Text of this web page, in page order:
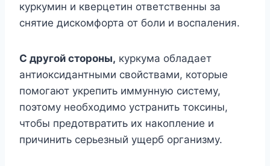
куркумин и кверцетин ответственны за
снятие дискомфорта от боли и воспаления.
С другой стороны, куркума обладает
антиоксидантными свойствами, которые
помогают укрепить иммунную систему,
поэтому необходимо устранить токсины,
чтобы предотвратить их накопление и
причинить серьезный ущерб организму.